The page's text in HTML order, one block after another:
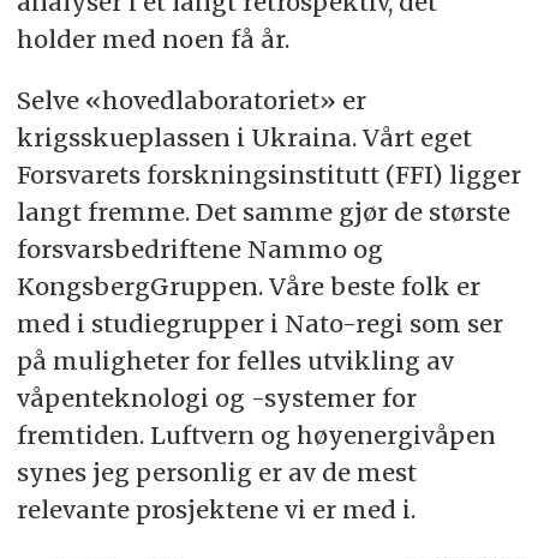
holder med noen få år.
Selve «hovedlaboratoriet» er
krigsskueplassen i Ukraina. Vårt eget
Forsvarets forskningsinstitutt (FFI) ligger
langt fremme. Det samme gjør de største
forsvarsbedriftene Nammo og
KongsbergGruppen. Våre beste folk er
med i studiegrupper i Nato-regi som ser
på muligheter for felles utvikling av
våpenteknologi og -systemer for
fremtiden. Luftvern og høyenergivåpen
synes jeg personlig er av de mest
relevante prosjektene vi er med i.